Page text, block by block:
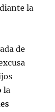
la
de
la